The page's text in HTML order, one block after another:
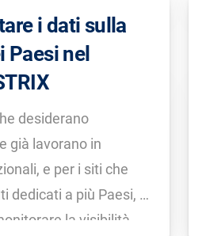
i dati sulla
nel
desiderano
già lavorano in
e per i siti che
dedicati a più Paesi, è
la visibilità